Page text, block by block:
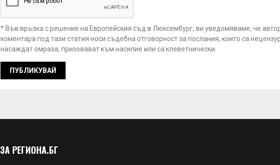
* Във връзка с решение на Европейския съд в Люксембург, ви уведомяваме, че
коментара под тази статия носи съдебна отговорност за послания, които са
насаждат омраза, призовават към насилие или са клеветнически.
ЗА РЕГИОНА.БГ